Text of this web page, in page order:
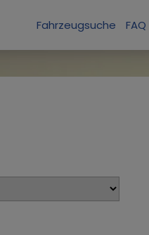
Fahrzeugsuche FAQ